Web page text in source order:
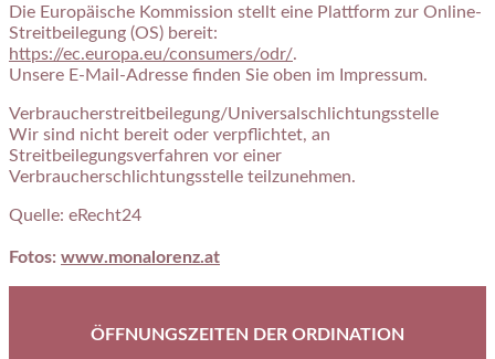
Die Europäische Kommission stellt eine Plattform zur Online-
Streitbeilegung (OS) bereit:
https://ec.europa.eu/consumers/odr/.
Unsere E-Mail-Adresse finden Sie oben im Impressum.
Verbraucherstreitbeilegung/Universalschlichtungsstelle
Wir sind nicht bereit oder verpflichtet, an
Streitbeilegungsverfahren vor einer
Verbraucherschlichtungsstelle teilzunehmen.
Quelle: eRecht24
Fotos: www.monalorenz.at
ÖFFNUNGSZEITEN DER ORDINATION